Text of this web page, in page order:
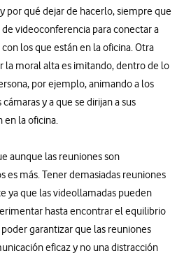
por qué dejar de hacerlo, siempre que
videoconferencia para conectar a
los que están en la oficina. Otra
la moral alta es imitando, dentro de lo
por ejemplo, animando a los
y a que se dirijan a sus
en la oficina.
aunque las reuniones son
es más. Tener demasiadas reuniones
ya que las videollamadas pueden
hasta encontrar el equilibrio
garantizar que las reuniones
eficaz y no una distracción